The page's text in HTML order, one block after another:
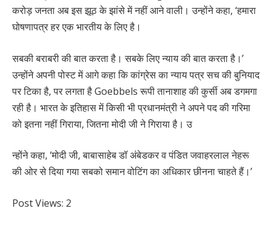
करोड़ जनता अब इस झूठ के झांसे में नहीं आने वाली। उन्होंने कहा, ‘हमारा
घोषणापत्र हर एक भारतीय के लिए है।
सबकी बराबरी की बात करता है। सबके लिए न्याय की बात करता है।’
उन्होंने अपनी पोस्ट में आगे कहा कि कांग्रेस का न्याय पत्र सच की बुनियाद
पर टिका है, पर लगता है Goebbels रूपी तानाशाह की कुर्सी अब डगमगा
रही है। भारत के इतिहास में किसी भी प्रधानमंत्री ने अपने पद की गरिमा
को इतना नहीं गिराया, जितना मोदी जी ने गिराया है। उ
न्होंने कहा, ‘मोदी जी, बाबासाहेब डॉ अंबेडकर व पंडित जवाहरलाल नेहरू
की ओर से दिया गया सबको समान वोटिंग का अधिकार छीनना चाहते हैं।’
Post Views: 2